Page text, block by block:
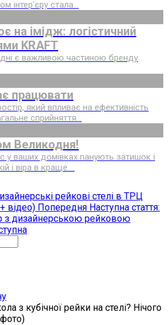
інтер'єру стала...
на імідж: логістичний
KRAFT
є важливою частиною бренду
працювати
який впливає на ефективність
сприйняття...
Великодня!
у ваших домівках панують затишок і
і віра в краще....
рейкові стелі в ТРЦ
відео) Попередня Наступна стаття:
з дизайнерською рейковою
з кубічної рейки на стелі? Нічого